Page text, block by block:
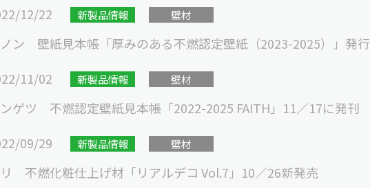
12/22
新製品情報 壁材
ン 壁紙見本帳「厚みのある不燃認定壁紙（2023-2025）」発行
11/02
新製品情報 壁材
ゲツ 不燃認定壁紙見本帳「2022-2025 FAITH」11／17に発刊
09/29
新製品情報 壁材
不燃化粧仕上げ材「リアルデコ Vol.7」10／26新発売